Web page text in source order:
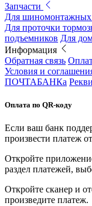
Запчасти
Для шиномонтажных
Для проточки
подъемников Для
Информация
Обратная связь
Условия и
ПОЧТАБАНКа
Оплата по QR-коду
Если ваш банк
произвести платеж
Откройте
раздел платежей,
Откройте сканер и
произведите платеж.